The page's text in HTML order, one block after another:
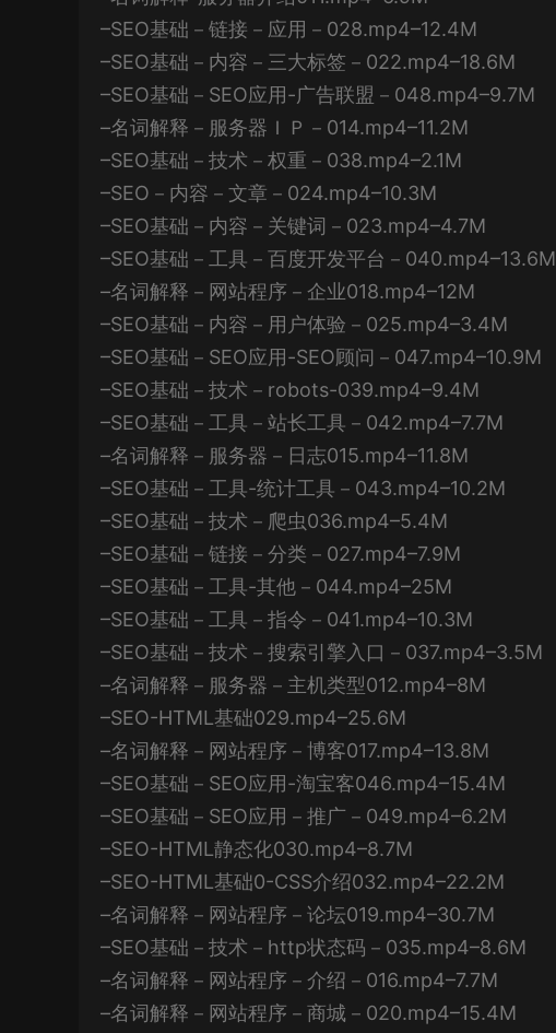
–SEO基础－链接－应用－028.mp4–12.4M
–SEO基础－内容－三大标签－022.mp4–18.6M
–SEO基础－SEO应用-广告联盟－048.mp4–9.7M
–名词解释－服务器ＩＰ－014.mp4–11.2M
–SEO基础－技术－权重－038.mp4–2.1M
–SEO－内容－文章－024.mp4–10.3M
–SEO基础－内容－关键词－023.mp4–4.7M
–SEO基础－工具－百度开发平台－040.mp4–13.6M
–名词解释－网站程序－企业018.mp4–12M
–SEO基础－内容－用户体验－025.mp4–3.4M
–SEO基础－SEO应用-SEO顾问－047.mp4–10.9M
–SEO基础－技术－robots-039.mp4–9.4M
–SEO基础－工具－站长工具－042.mp4–7.7M
–名词解释－服务器－日志015.mp4–11.8M
–SEO基础－工具-统计工具－043.mp4–10.2M
–SEO基础－技术－爬虫036.mp4–5.4M
–SEO基础－链接－分类－027.mp4–7.9M
–SEO基础－工具-其他－044.mp4–25M
–SEO基础－工具－指令－041.mp4–10.3M
–SEO基础－技术－搜索引擎入口－037.mp4–3.5M
–名词解释－服务器－主机类型012.mp4–8M
–SEO-HTML基础029.mp4–25.6M
–名词解释－网站程序－博客017.mp4–13.8M
–SEO基础－SEO应用-淘宝客046.mp4–15.4M
–SEO基础－SEO应用－推广－049.mp4–6.2M
–SEO-HTML静态化030.mp4–8.7M
–SEO-HTML基础0-CSS介绍032.mp4–22.2M
–名词解释－网站程序－论坛019.mp4–30.7M
–SEO基础－技术－http状态码－035.mp4–8.6M
–名词解释－网站程序－介绍－016.mp4–7.7M
–名词解释－网站程序－商城－020.mp4–15.4M